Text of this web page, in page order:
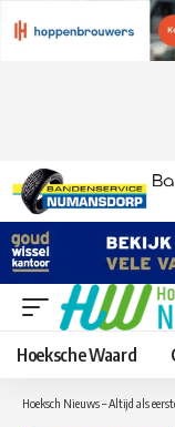
Hoeksche Waard
Hoeksch Nieuws – Altijd als